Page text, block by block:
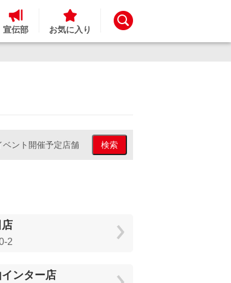
宣伝部 お気に入り
ベント開催予定店舗 検索
2
ンター店